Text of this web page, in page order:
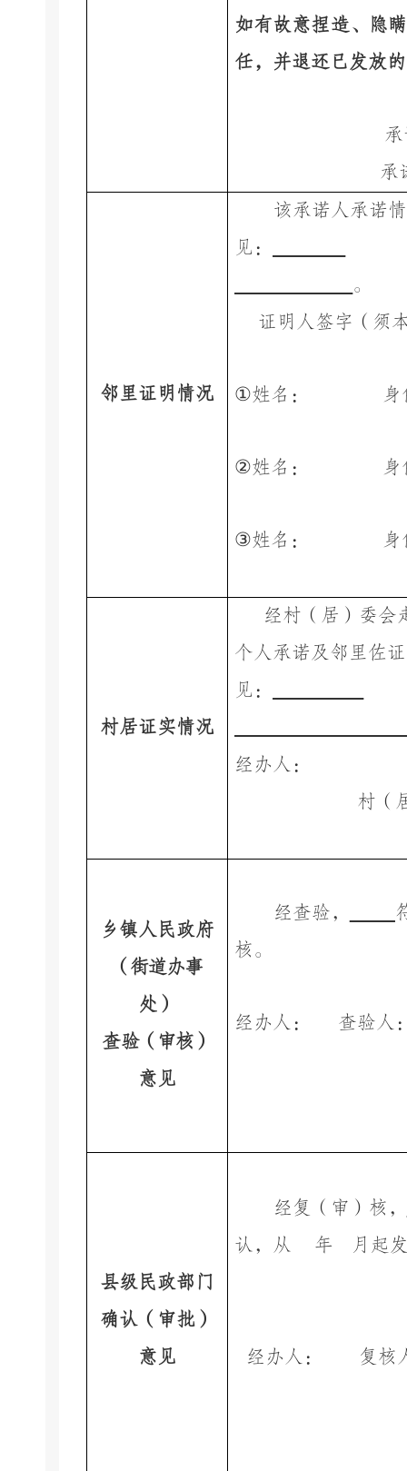
如有故意捏造、隐
任，并退还已发放
承
邻里证明情况
该承诺人承诺
见：
。
证明人签字（ 须
①姓名：
②姓名：
③姓名：
村居证实情况
经村（居）委会
个人承诺及邻里佐
见：
经办人：
村（
乡镇人民政府
（街道办事
处）
查验（审核）
意见
经查验，
核。
经办人： 查验人
县级民政部门
确认（审批）
意见
经复（审）核，
认，从
年 月起
经办人： 复核